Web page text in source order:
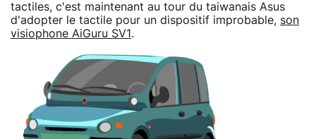
tactiles, c'est maintenant au tour du taiwanais Asus
d'adopter le tactile pour un dispositif improbable, son
visiophone AiGuru SV1 .